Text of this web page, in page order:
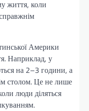
життя, коли
Америки
Наприклад, у
на 2–3 години, а
столом. Це не лише
люди діляться